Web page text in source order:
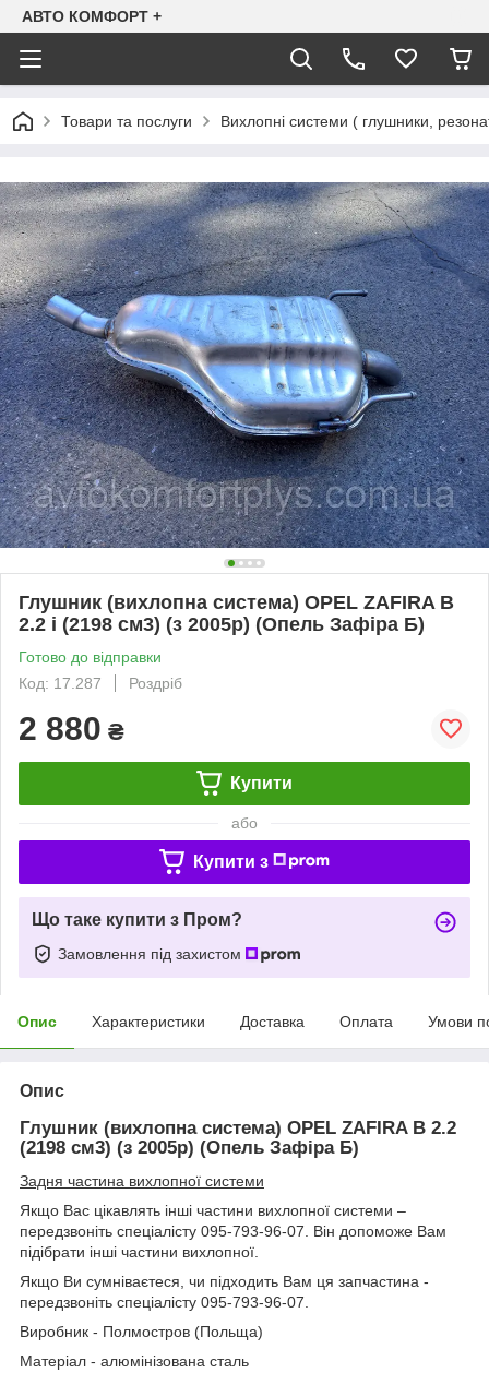
АВТО КОМФОРТ +
Товари та послуги Вихлопні системи ( глушники,
Глушник (вихлопна система) OPEL ZAFIRA B
2.2 i (2198 см3) (з 2005р) (Опель Зафіра Б)
Готово до відправки
Код: 17.287
Роздріб
2 880 ₴
Купити
або
Купити з
Що таке купити з Пром?
Замовлення під захистом
Опис Характеристики Доставка Оплата Умови
Опис
Глушник (вихлопна система) OPEL ZAFIRA B 2.2
(2198 см3) (з 2005р) (Опель Зафіра Б)
Задня частина вихлопної системи
Якщо Вас цікавлять інші частини вихлопної системи –
передзвоніть спеціалісту 095-793-96-07. Він допоможе Вам
підібрати інші частини вихлопної.
Якщо Ви сумніваєтеся, чи підходить Вам ця запчастина -
передзвоніть спеціалісту 095-793-96-07.
Виробник - Полмостров (Польща)
Матеріал - алюмінізована сталь